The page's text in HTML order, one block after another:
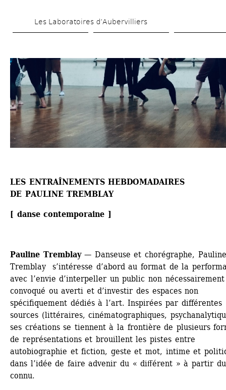
au
principal
Les Laboratoires d’Aubervilliers
LES ENTRAÎNEMENTS HEBDOMADAIRES
DE PAULINE TREMBLAY
[ danse contemporaine ]
Pauline Tremblay— Danseuse et chorégraphe, Pauline
Tremblay s’intéresse d’abord au format de la
avec l’envie d’interpeller un public non nécessairement
convoqué ou averti et d’investir des espaces non
spécifiquement dédiés à l’art. Inspirées par différentes
sources (littéraires, cinématographiques,
ses créations se tiennent à la frontière de plusieurs
de représentations et brouillent les pistes entre
autobiographie et fiction, geste et mot, intime et
dans l’idée de faire advenir du « diﬀérent » à partir du
connu.